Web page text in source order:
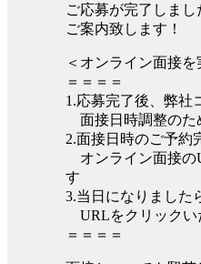
ご応募が完了しま
ご案内致します！
＜オンライン面接
＝＝＝＝
1.応募完了後、弊社
面接日時調整のた
2.面接日時のご予約
オンライン面接の
す
3.当日になりました
URLをクリックい
＝＝＝＝